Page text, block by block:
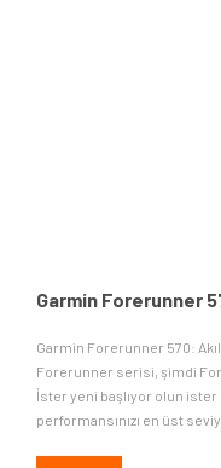
Garmin Forerunner
Garmin Forerunner 570:
Forerunner serisi, şimdi
İster yeni başlıyor olun
performansınızı en üst